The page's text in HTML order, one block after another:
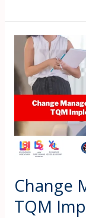
Change
TQM
Change
Management
pada
TQM
Implementation